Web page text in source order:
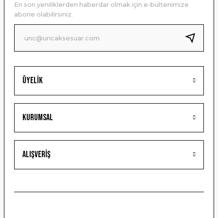
Ürün bilgilerinde hatalar bulunuyor.
Ürün fiyatı diğer sitelerden daha pahalı.
Bu ürüne benzer farklı alternatifler olmalı.
Gönder
Üyelik
Kurumsal
Alışveriş
En son yeniliklerden haberdar olmak için e-bültenimize
abone olabilirsiniz.